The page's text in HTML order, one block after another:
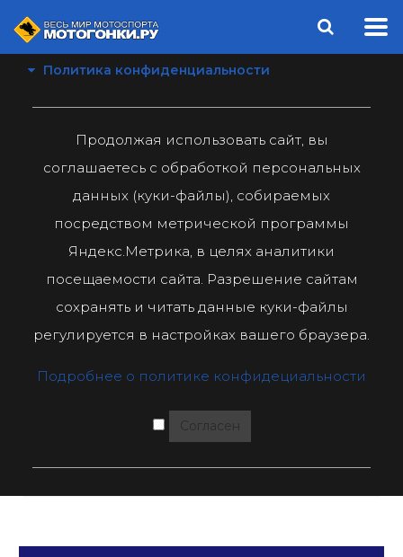
Политика конфиденциальности
Продолжая использовать сайт, вы
соглашаетесь с обработкой персональных
данных (куки-файлы), собираемых
посредством метрической программы
Яндекс.Метрика, в целях аналитики
посещаемости сайта. Разрешение сайтам
сохранять и читать данные куки-файлы
регулируется в настройках вашего браузера.
Подробнее о политике конфидециальности
Согласен